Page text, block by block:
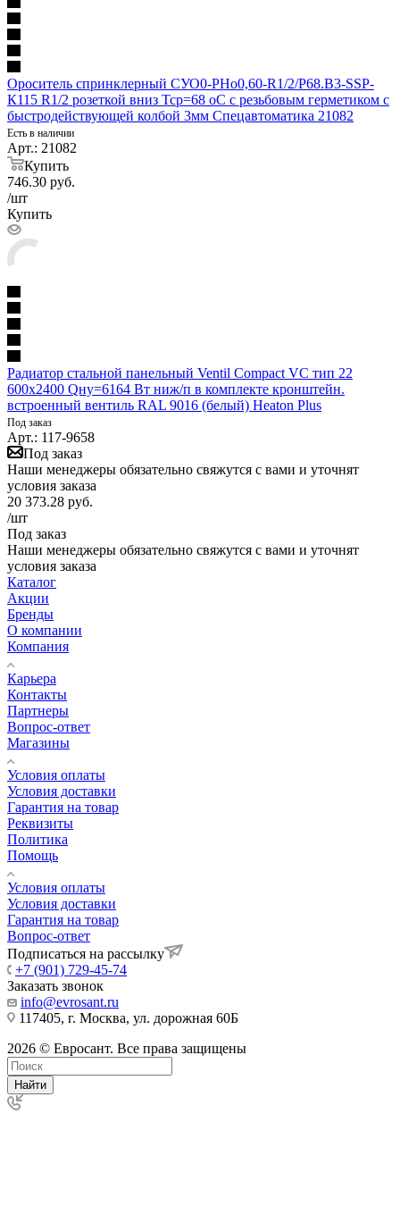
Ороситель спринклерный СУО0-РНо0,60-R1/2/Р68.В3-SSP-
К115 R1/2 розеткой вниз Тср=68 оС с резьбовым герметиком с
быстродействующей колбой 3мм Спецавтоматика 21082
Есть в наличии
Арт.: 21082
Купить
746.30 руб.
/шт
Купить
Радиатор стальной панельный Ventil Compact VC тип 22
600х2400 Qну=6164 Вт ниж/п в комплекте кронштейн.
встроенный вентиль RAL 9016 (белый) Heaton Plus
Под заказ
Арт.: 117-9658
Под заказ
Наши менеджеры обязательно свяжутся с вами и уточнят
условия заказа
20 373.28 руб.
/шт
Под заказ
Наши менеджеры обязательно свяжутся с вами и уточнят
условия заказа
Каталог
Акции
Бренды
О компании
Компания
Карьера
Контакты
Партнеры
Вопрос-ответ
Магазины
Условия оплаты
Условия доставки
Гарантия на товар
Реквизиты
Политика
Помощь
Условия оплаты
Условия доставки
Гарантия на товар
Вопрос-ответ
Подписаться на рассылку
+7 (901) 729-45-74
Заказать звонок
info@evrosant.ru
117405, г. Москва, ул. дорожная 60Б
2026 © Евросант. Все права защищены
Найти